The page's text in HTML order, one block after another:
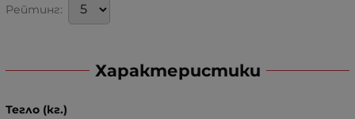
Рейтинг:
Характеристики
Тегло (кг.)